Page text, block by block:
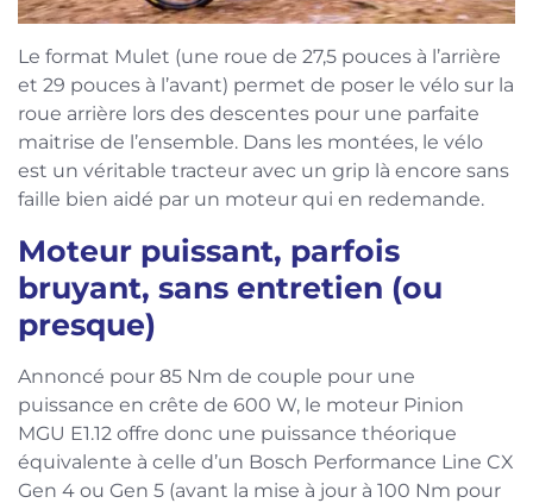
Le format Mulet (une roue de 27,5 pouces à l’arrière
et 29 pouces à l’avant) permet de poser le vélo sur la
roue arrière lors des descentes pour une parfaite
maitrise de l’ensemble. Dans les montées, le vélo
est un véritable tracteur avec un grip là encore sans
faille bien aidé par un moteur qui en redemande.
Moteur puissant, parfois
bruyant, sans entretien (ou
presque)
Annoncé pour 85 Nm de couple pour une
puissance en crête de 600 W, le moteur Pinion
MGU E1.12 offre donc une puissance théorique
équivalente à celle d’un Bosch Performance Line CX
Gen 4 ou Gen 5 (avant la mise à jour à 100 Nm pour